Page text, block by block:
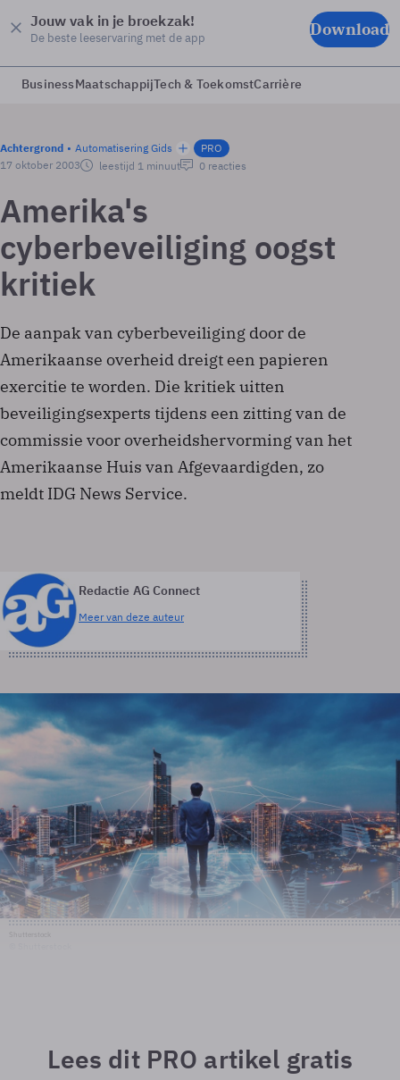
Jouw vak in je broekzak!
De beste leeservaring met de app Download
BusinessMaatschappijTech & ToekomstCarrière
Achtergrond Automatisering Gids
PRO
17 oktober 2003
leestijd 1 minuut 0 reacties
Amerika's
cyberbeveiliging oogst
kritiek
De aanpak van cyberbeveiliging door de
Amerikaanse overheid dreigt een papieren
exercitie te worden. Die kritiek uitten
beveiligingsexperts tijdens een zitting van de
commissie voor overheidshervorming van het
Amerikaanse Huis van Afgevaardigden, zo
meldt IDG News Service.
Redactie AG Connect
Meer van deze auteur
Lees dit PRO artikel gratis